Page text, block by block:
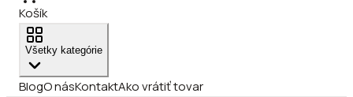
Košík
Všetky kategórie
BlogO násKontaktAko vrátiť tovar